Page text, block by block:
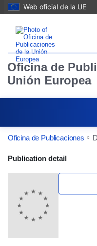
Web oficial de la UE
Oficina de
Unión Europea
Oficina de Publicaciones
Publication
Publication detail